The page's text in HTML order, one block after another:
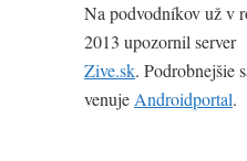
Na podvodníkov už v
2013 upozornil server
Zive.sk. Podrobnejšie
venuje Androidportal.